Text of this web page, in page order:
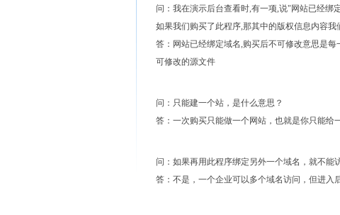
问：我在演示后台查看时,有一项,说"网站已经绑
如果我们购买了此程序,那其中的版权信息内容
答：网站已经绑定域名,购买后不可修改意思是
可修改的源文件
问：只能建一个站，是什么意思？
答：一次购买只能做一个网站，也就是你只能给
问：如果再用此程序绑定另外一个域名，就不能
答：不是，一个企业可以多个域名访问，但进入